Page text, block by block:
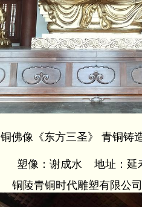
铜佛像《东方三圣》 青铜铸
塑像：谢成水 地址：延
铜陵青铜时代雕塑有限公